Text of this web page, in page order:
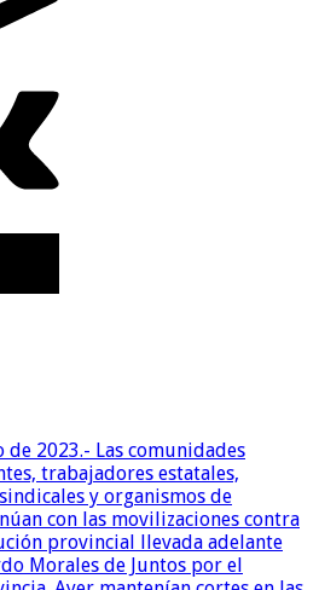
2023.- Las comunidades
trabajadores estatales,
y organismos de
con las movilizaciones contra
provincial llevada adelante
Morales de Juntos por el